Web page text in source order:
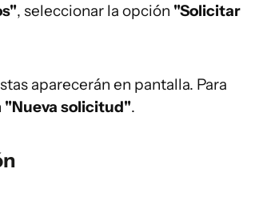
, seleccionar la opción "Solicitar
aparecerán en pantalla. Para
"Nueva solicitud".